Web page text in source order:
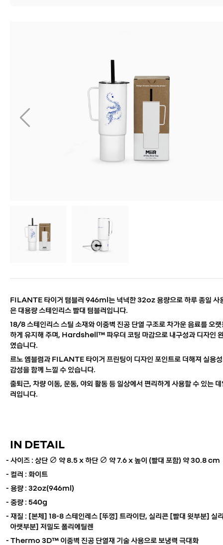
FILANTE 타이거 텀블러 946ml는 넉넉한 32oz 용량으로 하루 종일 사
은 대용량 스테인리스 빨대 텀블러입니다.
18/8 스테인리스 스틸 소재와 이중벽 진공 단열 구조로 차가운 음료를 오
하게 유지해 주며, Hardshell™ 파우더 코팅 마감으로 내구성과 디자인
였습니다.
르노 엠블럼과 FILANTE 타이거 프린팅이 디자인 포인트로 더해져 실용
감성을 함께 느낄 수 있습니다.
출퇴근, 차량 이동, 운동, 야외 활동 등 일상에서 편리하게 사용할 수 있는
러입니다.
IN DETAIL
- 사이즈 : 상단 ∅ 약 8.5 x 하단 ∅ 약 7.6 x 높이 (빨대 포함) 약 30.8 cm
- 컬러 : 화이트
- 용량 : 32oz(946ml)
- 중량 : 540g
- 재질 : [본체] 18-8 스테인레스 [뚜껑] 트라이탄, 실리콘 [빨대 윗부분] 실
아랫부분] 저밀도 폴리에틸렌
- Thermo 3D™ 이중벽 진공 단열재 기술 사용으로 보냉력 극대화